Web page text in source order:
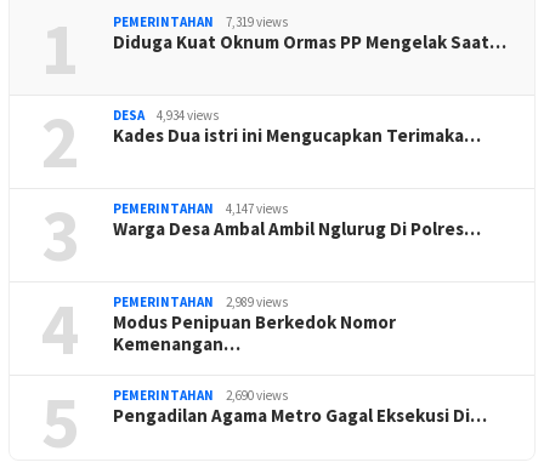
1 PEMERINTAHAN 7,319 views
Diduga Kuat Oknum Ormas PP Mengelak Saat…
2 DESA 4,934 views
Kades Dua istri ini Mengucapkan Terimaka…
3 PEMERINTAHAN 4,147 views
Warga Desa Ambal Ambil Nglurug Di Polres…
4 PEMERINTAHAN 2,989 views
Modus Penipuan Berkedok Nomor
Kemenangan…
5 PEMERINTAHAN 2,690 views
Pengadilan Agama Metro Gagal Eksekusi Di…